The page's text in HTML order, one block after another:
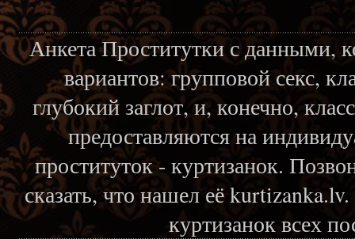
Анкета Проститутки с данными,
вариантов: групповой секс,
глубокий заглот, и, конечно,
предоставляются на
проституток - куртизанок.
сказать, что нашел её
куртизанок всех